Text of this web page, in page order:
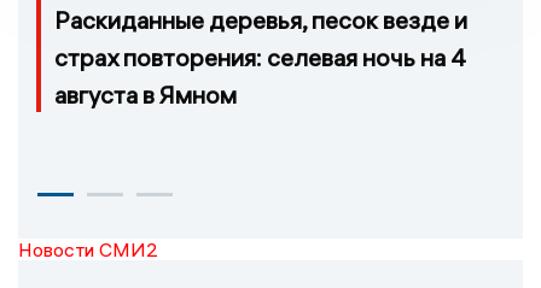
Раскиданные деревья, песок везде и
страх повторения: селевая ночь на 4
августа в Ямном
Новости СМИ2